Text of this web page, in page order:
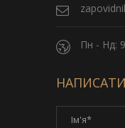
Пн - Нд: